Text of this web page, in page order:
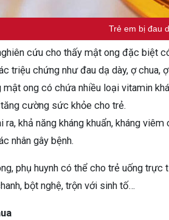
Trẻ em bị đau
cứu cho thấy mật ong đặc biệt
triệu chứng như đau dạ dày, ợ chua,
mật ong có chứa nhiều loại vitamin
cường sức khỏe cho trẻ.
ra, khả năng kháng khuẩn, kháng
nhân gây bệnh.
phụ huynh có thể cho trẻ uống
bột nghệ, trộn với sinh tố…